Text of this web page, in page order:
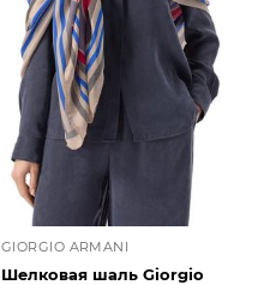
GIORGIO ARMANI
Шелковая шаль Giorgio